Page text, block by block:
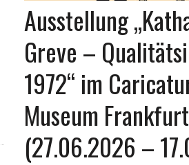
Ausstellung
Greve –
1972“ im
Museum Frankfurt
(27.06.2026 –